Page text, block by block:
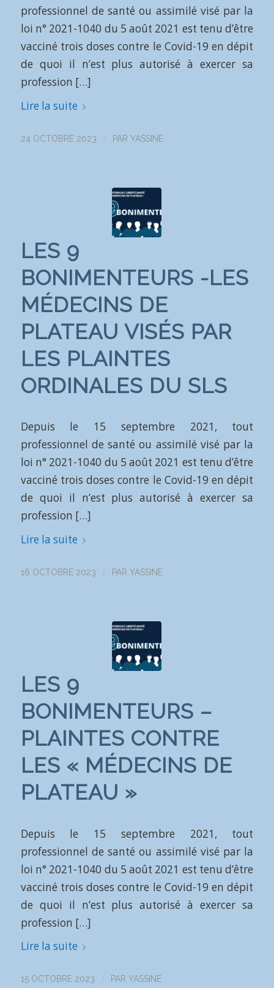
professionnel de santé ou assimilé visé par la
loi n° 2021-1040 du 5 août 2021 est tenu d’être
vacciné trois doses contre le Covid-19 en dépit
de quoi il n’est plus autorisé à exercer sa
profession […]
Lire la suite
24 OCTOBRE 2023 / PAR YASSINE
LES 9
BONIMENTEURS -LES
MÉDECINS DE
PLATEAU VISÉS PAR
LES PLAINTES
ORDINALES DU SLS
Depuis le 15 septembre 2021, tout
professionnel de santé ou assimilé visé par la
loi n° 2021-1040 du 5 août 2021 est tenu d’être
vacciné trois doses contre le Covid-19 en dépit
de quoi il n’est plus autorisé à exercer sa
profession […]
Lire la suite
16 OCTOBRE 2023 / PAR YASSINE
LES 9
BONIMENTEURS –
PLAINTES CONTRE
LES « MÉDECINS DE
PLATEAU »
Depuis le 15 septembre 2021, tout
professionnel de santé ou assimilé visé par la
loi n° 2021-1040 du 5 août 2021 est tenu d’être
vacciné trois doses contre le Covid-19 en dépit
de quoi il n’est plus autorisé à exercer sa
profession […]
Lire la suite
15 OCTOBRE 2023 / PAR YASSINE